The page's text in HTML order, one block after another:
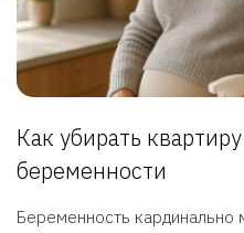
Как убирать
беременности
Беременность кардинально